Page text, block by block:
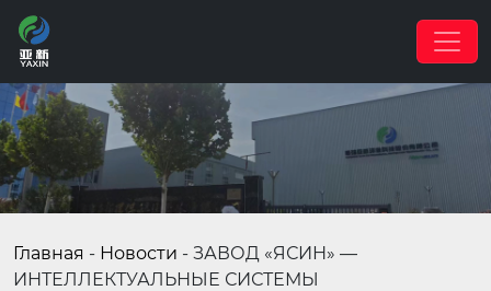
Главная - Новости - ЗАВОД «ЯСИН» —
ИНТЕЛЛЕКТУАЛЬНЫЕ СИСТЕМЫ